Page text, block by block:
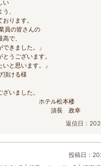
い
、
ります。
員の皆さんの
で、
きました。」
うございます。
と思います。」
頂ける様
いました。
本楼
幸
返信日：
投稿日：